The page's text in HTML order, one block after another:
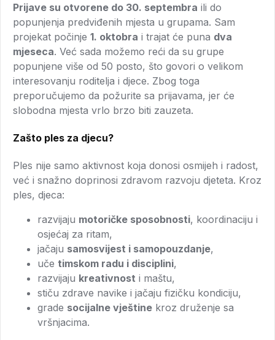
Prijave su otvorene do 30. septembra ili do
popunjenja predviđenih mjesta u grupama. Sam
projekat počinje 1. oktobra i trajat će puna dva
mjeseca. Već sada možemo reći da su grupe
popunjene više od 50 posto, što govori o velikom
interesovanju roditelja i djece. Zbog toga
preporučujemo da požurite sa prijavama, jer će
slobodna mjesta vrlo brzo biti zauzeta.
Zašto ples za djecu?
Ples nije samo aktivnost koja donosi osmijeh i radost,
već i snažno doprinosi zdravom razvoju djeteta. Kroz
ples, djeca:
razvijaju motoričke sposobnosti, koordinaciju i
osjećaj za ritam,
jačaju samosvijest i samopouzdanje,
uče timskom radu i disciplini,
razvijaju kreativnost i maštu,
stiču zdrave navike i jačaju fizičku kondiciju,
grade socijalne vještine kroz druženje sa
vršnjacima.